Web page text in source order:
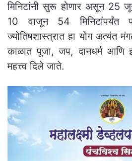
मिनिटांनी सुरू होणार असून 25
10 वाजून 54 मिनिटांपर्यंत
ज्योतिषशास्त्रात हा योग अत्यंत
काळात पूजा, जप, दानधर्म आणि
महत्त्व दिले जाते.